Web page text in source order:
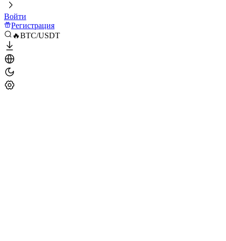
Войти
Регистрация
🔥BTC/USDT